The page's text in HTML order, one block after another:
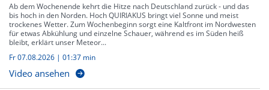
Ab dem Wochenende kehrt die Hitze nach Deutschland zurück - und das
bis hoch in den Norden. Hoch QUIRIAKUS bringt viel Sonne und meist
trockenes Wetter. Zum Wochenbeginn sorgt eine Kaltfront im Nordwesten
für etwas Abkühlung und einzelne Schauer, während es im Süden heiß
bleibt, erklärt unser Meteor...
Fr 07.08.2026 | 01:37 min
Video ansehen